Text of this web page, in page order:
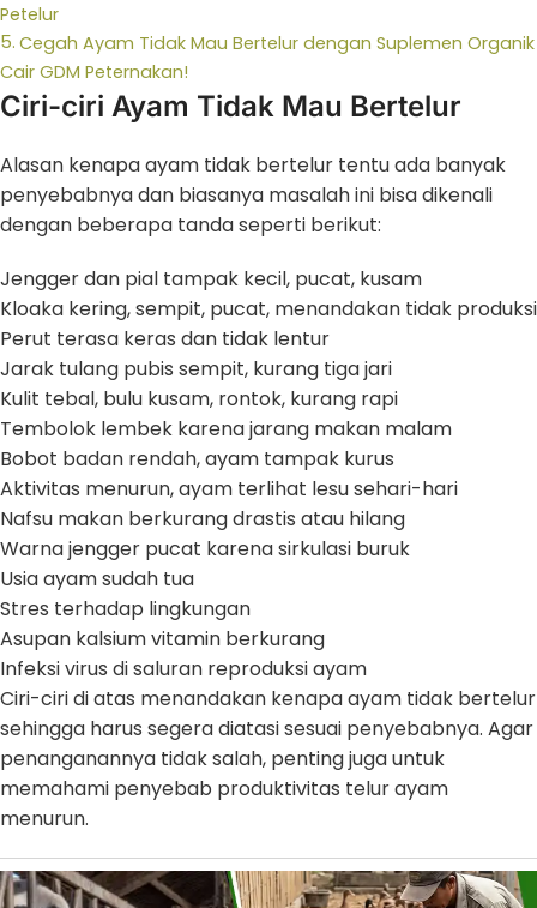
Petelur
Cegah Ayam Tidak Mau Bertelur dengan Suplemen Organik
Cair GDM Peternakan!
Ciri-ciri Ayam Tidak Mau Bertelur
Alasan kenapa ayam tidak bertelur tentu ada banyak
penyebabnya dan biasanya masalah ini bisa dikenali
dengan beberapa tanda seperti berikut:
Jengger dan pial tampak kecil, pucat, kusam
Kloaka kering, sempit, pucat, menandakan tidak produksi
Perut terasa keras dan tidak lentur
Jarak tulang pubis sempit, kurang tiga jari
Kulit tebal, bulu kusam, rontok, kurang rapi
Tembolok lembek karena jarang makan malam
Bobot badan rendah, ayam tampak kurus
Aktivitas menurun, ayam terlihat lesu sehari-hari
Nafsu makan berkurang drastis atau hilang
Warna jengger pucat karena sirkulasi buruk
Usia ayam sudah tua
Stres terhadap lingkungan
Asupan kalsium vitamin berkurang
Infeksi virus di saluran reproduksi ayam
Ciri-ciri di atas menandakan kenapa ayam tidak bertelur
sehingga harus segera diatasi sesuai penyebabnya. Agar
penanganannya tidak salah, penting juga untuk
memahami penyebab produktivitas telur ayam
menurun.